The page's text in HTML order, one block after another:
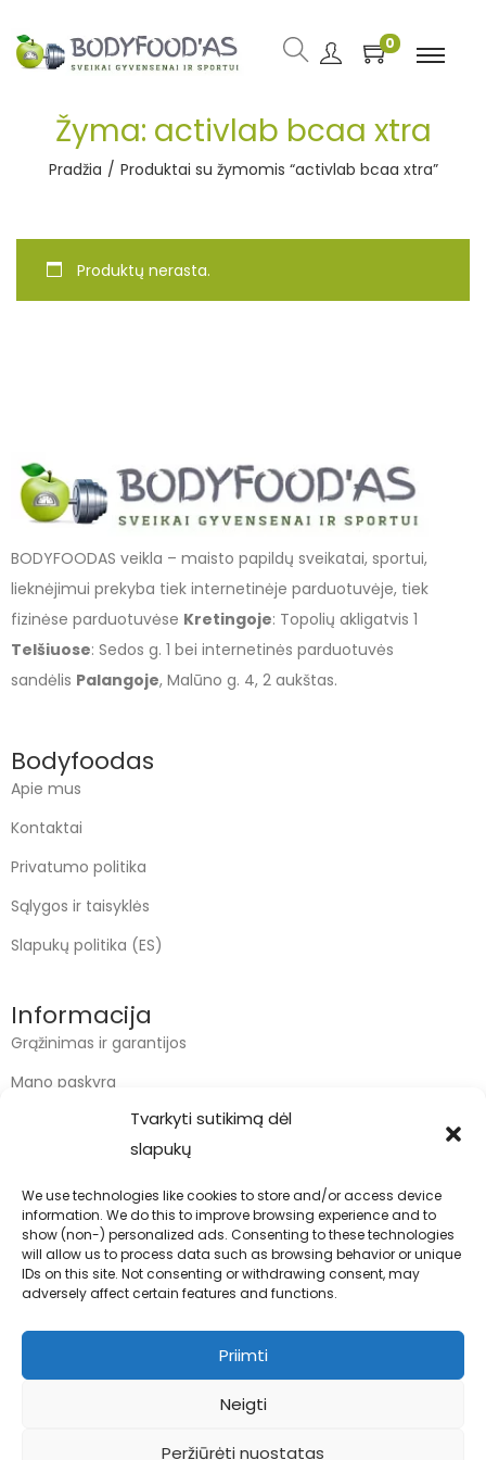
Tvarkyti sutikimą dėl
slapukų
We use technologies like cookies to store and/or access device
information. We do this to improve browsing experience and to
show (non-) personalized ads. Consenting to these technologies
will allow us to process data such as browsing behavior or unique
IDs on this site. Not consenting or withdrawing consent, may
adversely affect certain features and functions.
Priimti
Neigti
Peržiūrėti nuostatas
0
Žyma: activlab bcaa xtra
Pradžia / Produktai su žymomis “activlab bcaa xtra”
Produktų nerasta.
BODYFOODAS veikla – maisto papildų sveikatai, sportui,
lieknėjimui prekyba tiek internetinėje parduotuvėje, tiek
fizinėse parduotuvėse Kretingoje: Topolių akligatvis 1
Telšiuose: Sedos g. 1 bei internetinės parduotuvės
sandėlis Palangoje, Malūno g. 4, 2 aukštas.
Bodyfoodas
Apie mus
Kontaktai
Privatumo politika
Sąlygos ir taisyklės
Slapukų politika (ES)
Informacija
Grąžinimas ir garantijos
Mano paskyra
Kontaktai
info@bodyfoodas.lt
+370 600 77017
Visos teisės saugomos © Bodyfoodas.lt 2026